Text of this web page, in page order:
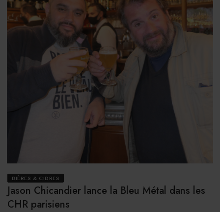
BIÈRES & CIDRES
Jason Chicandier lance la Bleu Métal dans les
CHR parisiens